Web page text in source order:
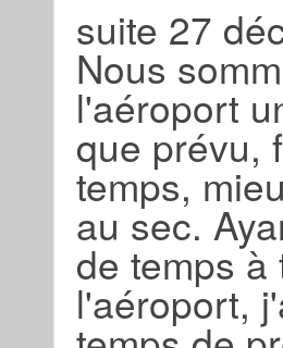
suite 27
Nous
l'aéroport
que prévu,
temps,
au sec.
de temps à
l'aéroport,